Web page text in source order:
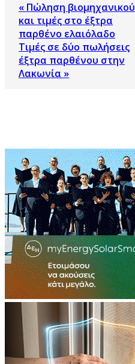
« Πώληση βιομηχανικού
και τιμές στο έξτρα
παρθένο ελαιόλαδο
Τιμές σε δύο πωλήσεις
έξτρα παρθένου στην
Λακωνία »